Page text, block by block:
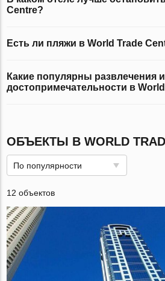
Centre?
Есть ли пляжи в World Trade
Какие популярны развлечения и
достопримечательности в
ОБЪЕКТЫ В WORLD
По популярности
12 объектов